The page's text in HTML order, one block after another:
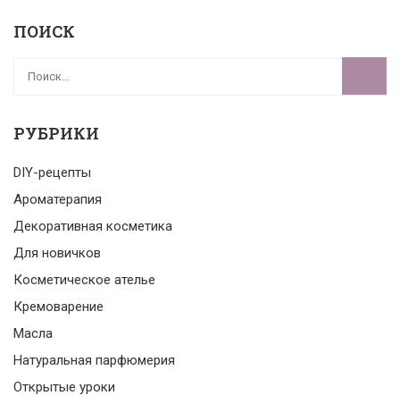
ПОИСК
РУБРИКИ
DIY-рецепты
Ароматерапия
Декоративная косметика
Для новичков
Косметическое ателье
Кремоварение
Масла
Натуральная парфюмерия
Открытые уроки